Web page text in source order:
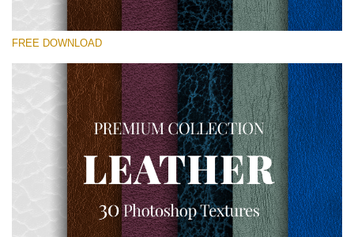
Please select
Small 800*533px
Real Leather
(30 Textures)
Large 6000*4000px
Entire Collection
(1783 Overlays)
FREE DOWNLOAD